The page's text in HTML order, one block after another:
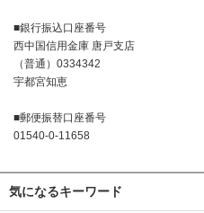
■銀行振込口座番号
西中国信用金庫 唐戸支店
（普通）0334342
宇都宮知恵
■郵便振替口座番号
01540-0-11658
気になるキーワード